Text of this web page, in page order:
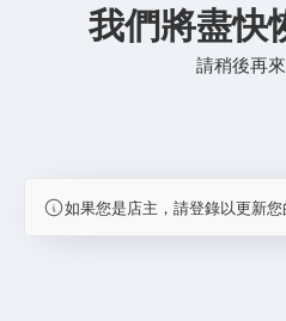
我們將盡快
請稍後再來
如果您是店主，請登錄以更新您